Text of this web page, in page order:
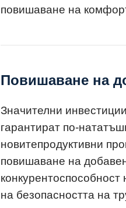
повишаване на
Повишаване на
Значителни
гарантират по-
новитепродуктивни
повишаване на
на безопасността на